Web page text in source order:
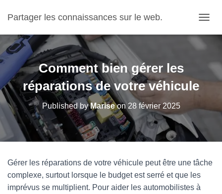
Partager les connaissances sur le web.
Comment bien gérer les
réparations de votre véhicule
Published byMariseon28 février 2025
Gérer les réparations de votre véhicule peut être une tâche
complexe, surtout lorsque le budget est serré et que les
imprévus se multiplient. Pour aider les automobilistes à